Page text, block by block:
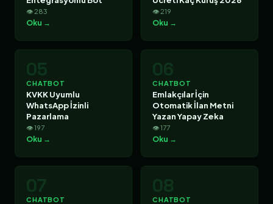
👁 283
Oku →
👁 219
Oku →
05
CHATBOT
KVKK Uyumlu
WhatsApp İzinli
Pazarlama
👁 197
Oku →
06
CHATBOT
Emlakçılar İçin
Otomatik İlan Metni
Yazan Yapay Zeka
👁 177
Oku →
07
CHATBOT
08
CHATBOT